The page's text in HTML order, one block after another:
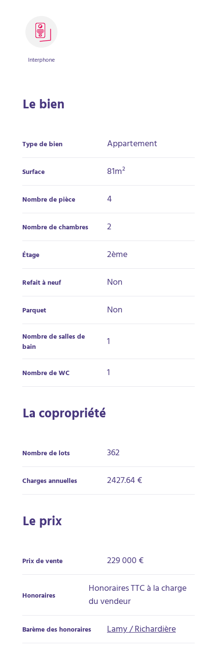
Interphone
Le bien
Type de bien Appartement
Surface 81m²
Nombre de pièce 4
Nombre de chambres 2
Étage 2ème
Refait à neuf Non
Parquet Non
Nombre de salles de
bain 1
Nombre de WC 1
La copropriété
Nombre de lots 362
Charges annuelles 2427.64 €
Le prix
Prix de vente 229 000 €
Honoraires Honoraires TTC à la charge
du vendeur
Barème des honoraires Lamy / Richardière